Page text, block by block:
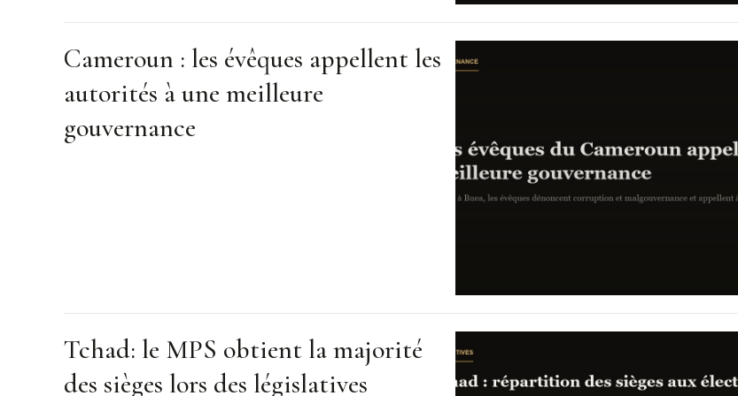
Cameroun : les évêques appellent les
autorités à une meilleure
gouvernance
Tchad: le MPS obtient la majorité
des sièges lors des législatives